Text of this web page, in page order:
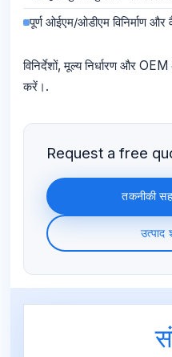
पूर्ण ओईएम/ओडीएम विनिर्माण और
विनिर्देशों, मूल्य निर्धारण और
करें।.
Request a free
तकनीकी